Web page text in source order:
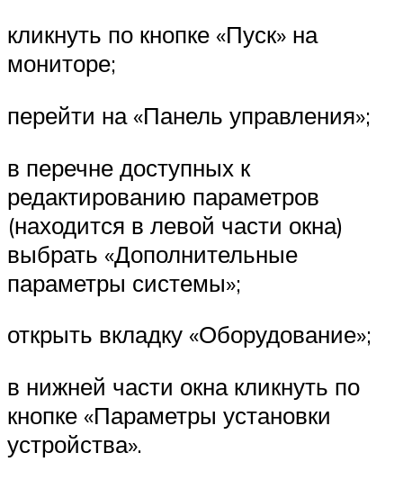
кликнуть по кнопке «Пуск» на
мониторе;
перейти на «Панель управления»;
в перечне доступных к
редактированию параметров
(находится в левой части окна)
выбрать «Дополнительные
параметры системы»;
открыть вкладку «Оборудование»;
в нижней части окна кликнуть по
кнопке «Параметры установки
устройства».